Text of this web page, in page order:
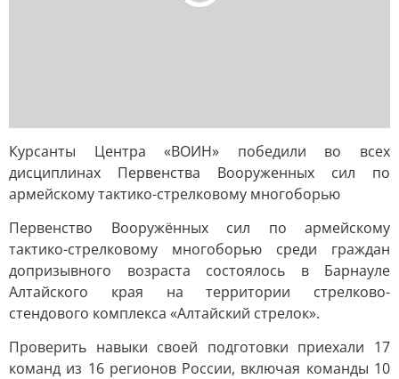
Курсанты Центра «ВОИН» победили во всех
дисциплинах Первенства Вооруженных сил по
армейскому тактико-стрелковому многоборью
Первенство Вооружённых сил по армейскому
тактико-стрелковому многоборью среди граждан
допризывного возраста состоялось в Барнауле
Алтайского края на территории стрелково-
стендового комплекса «Алтайский стрелок».
Проверить навыки своей подготовки приехали 17
команд из 16 регионов России, включая команды 10